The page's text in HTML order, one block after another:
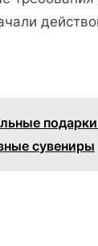
сувениры